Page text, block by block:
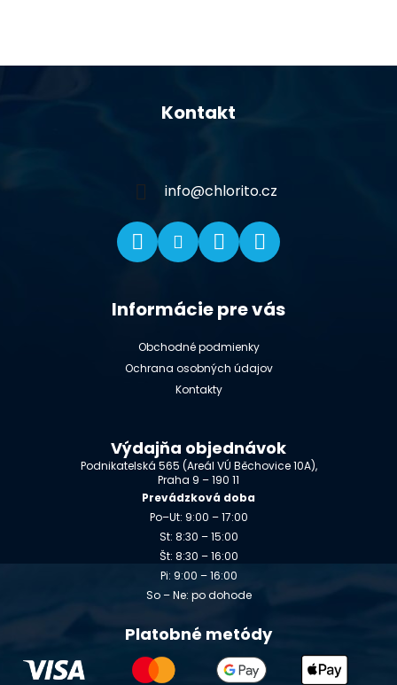
Z
Kontakt
info@chlorito.cz
Informácie pre vás
Obchodné podmienky
Ochrana osobných údajov
Kontakty
Výdajňa objednávok
Podnikatelská 565 (Areál VÚ Běchovice 10A),
Praha 9 – 190 11
Prevádzková doba
Po–Ut: 9:00 – 17:00
St: 8:30 – 15:00
Št: 8:30 – 16:00
Pi: 9:00 – 16:00
So – Ne: po dohode
Platobné metódy